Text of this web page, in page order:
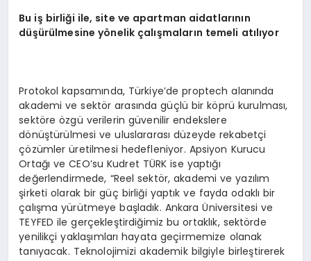
Bu iş birliği ile, site ve apartman aidatlarının
düşürülmesine yönelik çalışmaların temeli atılıyor
Protokol kapsamında, Türkiye’de proptech alanında
akademi ve sektör arasında güçlü bir köprü kurulması,
sektöre özgü verilerin güvenilir endekslere
dönüştürülmesi ve uluslararası düzeyde rekabetçi
çözümler üretilmesi hedefleniyor. Apsiyon Kurucu
Ortağı ve CEO’su Kudret TÜRK ise yaptığı
değerlendirmede, “Reel sektör, akademi ve yazılım
şirketi olarak bir güç birliği yaptık ve fayda odaklı bir
çalışma yürütmeye başladık. Ankara Üniversitesi ve
TEYFED ile gerçekleştirdiğimiz bu ortaklık, sektörde
yenilikçi yaklaşımları hayata geçirmemize olanak
tanıyacak. Teknolojimizi akademik bilgiyle birleştirerek